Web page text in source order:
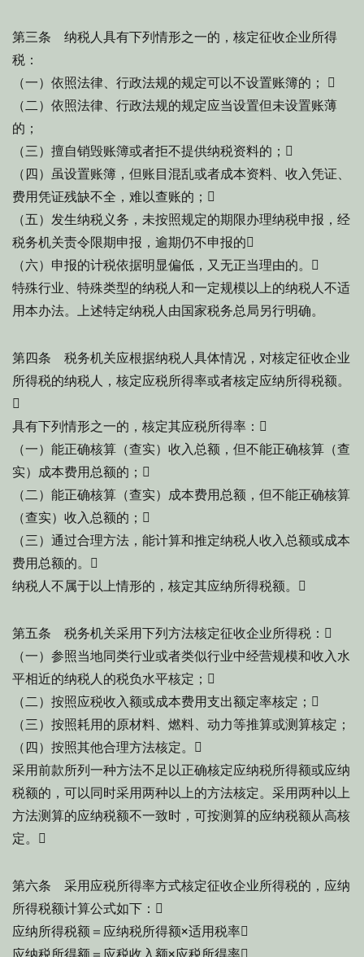
第三条 纳税人具有下列情形之一的，核定征收企业所得
税：
（一）依照法律、行政法规的规定可以不设置账簿的； 
（二）依照法律、行政法规的规定应当设置但未设置账薄
的；
（三）擅自销毁账簿或者拒不提供纳税资料的；
（四）虽设置账簿，但账目混乱或者成本资料、收入凭证、
费用凭证残缺不全，难以查账的；
（五）发生纳税义务，未按照规定的期限办理纳税申报，经
税务机关责令限期申报，逾期仍不申报的
（六）申报的计税依据明显偏低，又无正当理由的。
特殊行业、特殊类型的纳税人和一定规模以上的纳税人不适
用本办法。上述特定纳税人由国家税务总局另行明确。
第四条 税务机关应根据纳税人具体情况，对核定征收企业
所得税的纳税人，核定应税所得率或者核定应纳所得税额。

具有下列情形之一的，核定其应税所得率：
（一）能正确核算（查实）收入总额，但不能正确核算（查
实）成本费用总额的；
（二）能正确核算（查实）成本费用总额，但不能正确核算
（查实）收入总额的；
（三）通过合理方法，能计算和推定纳税人收入总额或成本
费用总额的。
纳税人不属于以上情形的，核定其应纳所得税额。
第五条 税务机关采用下列方法核定征收企业所得税：
（一）参照当地同类行业或者类似行业中经营规模和收入水
平相近的纳税人的税负水平核定；
（二）按照应税收入额或成本费用支出额定率核定；
（三）按照耗用的原材料、燃料、动力等推算或测算核定；
（四）按照其他合理方法核定。
采用前款所列一种方法不足以正确核定应纳税所得额或应纳
税额的，可以同时采用两种以上的方法核定。采用两种以上
方法测算的应纳税额不一致时，可按测算的应纳税额从高核
定。
第六条 采用应税所得率方式核定征收企业所得税的，应纳
所得税额计算公式如下：
应纳所得税额＝应纳税所得额×适用税率